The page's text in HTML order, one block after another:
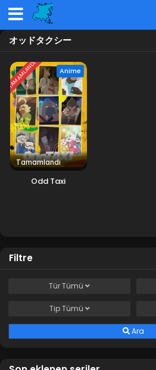
オッドタクシー
TAMAMLANDI Anime
Tamamlandı
Odd Taxi
Filtre
TürTümü
TipTümü
Ara